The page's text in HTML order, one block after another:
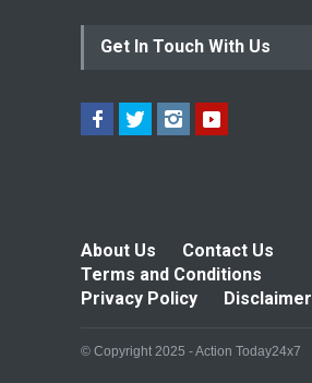
Get In Touch With Us
About Us
Contact Us
Terms and Conditions
Privacy Policy
Disclaimer
© Copyright 2025 - Action Today24x7